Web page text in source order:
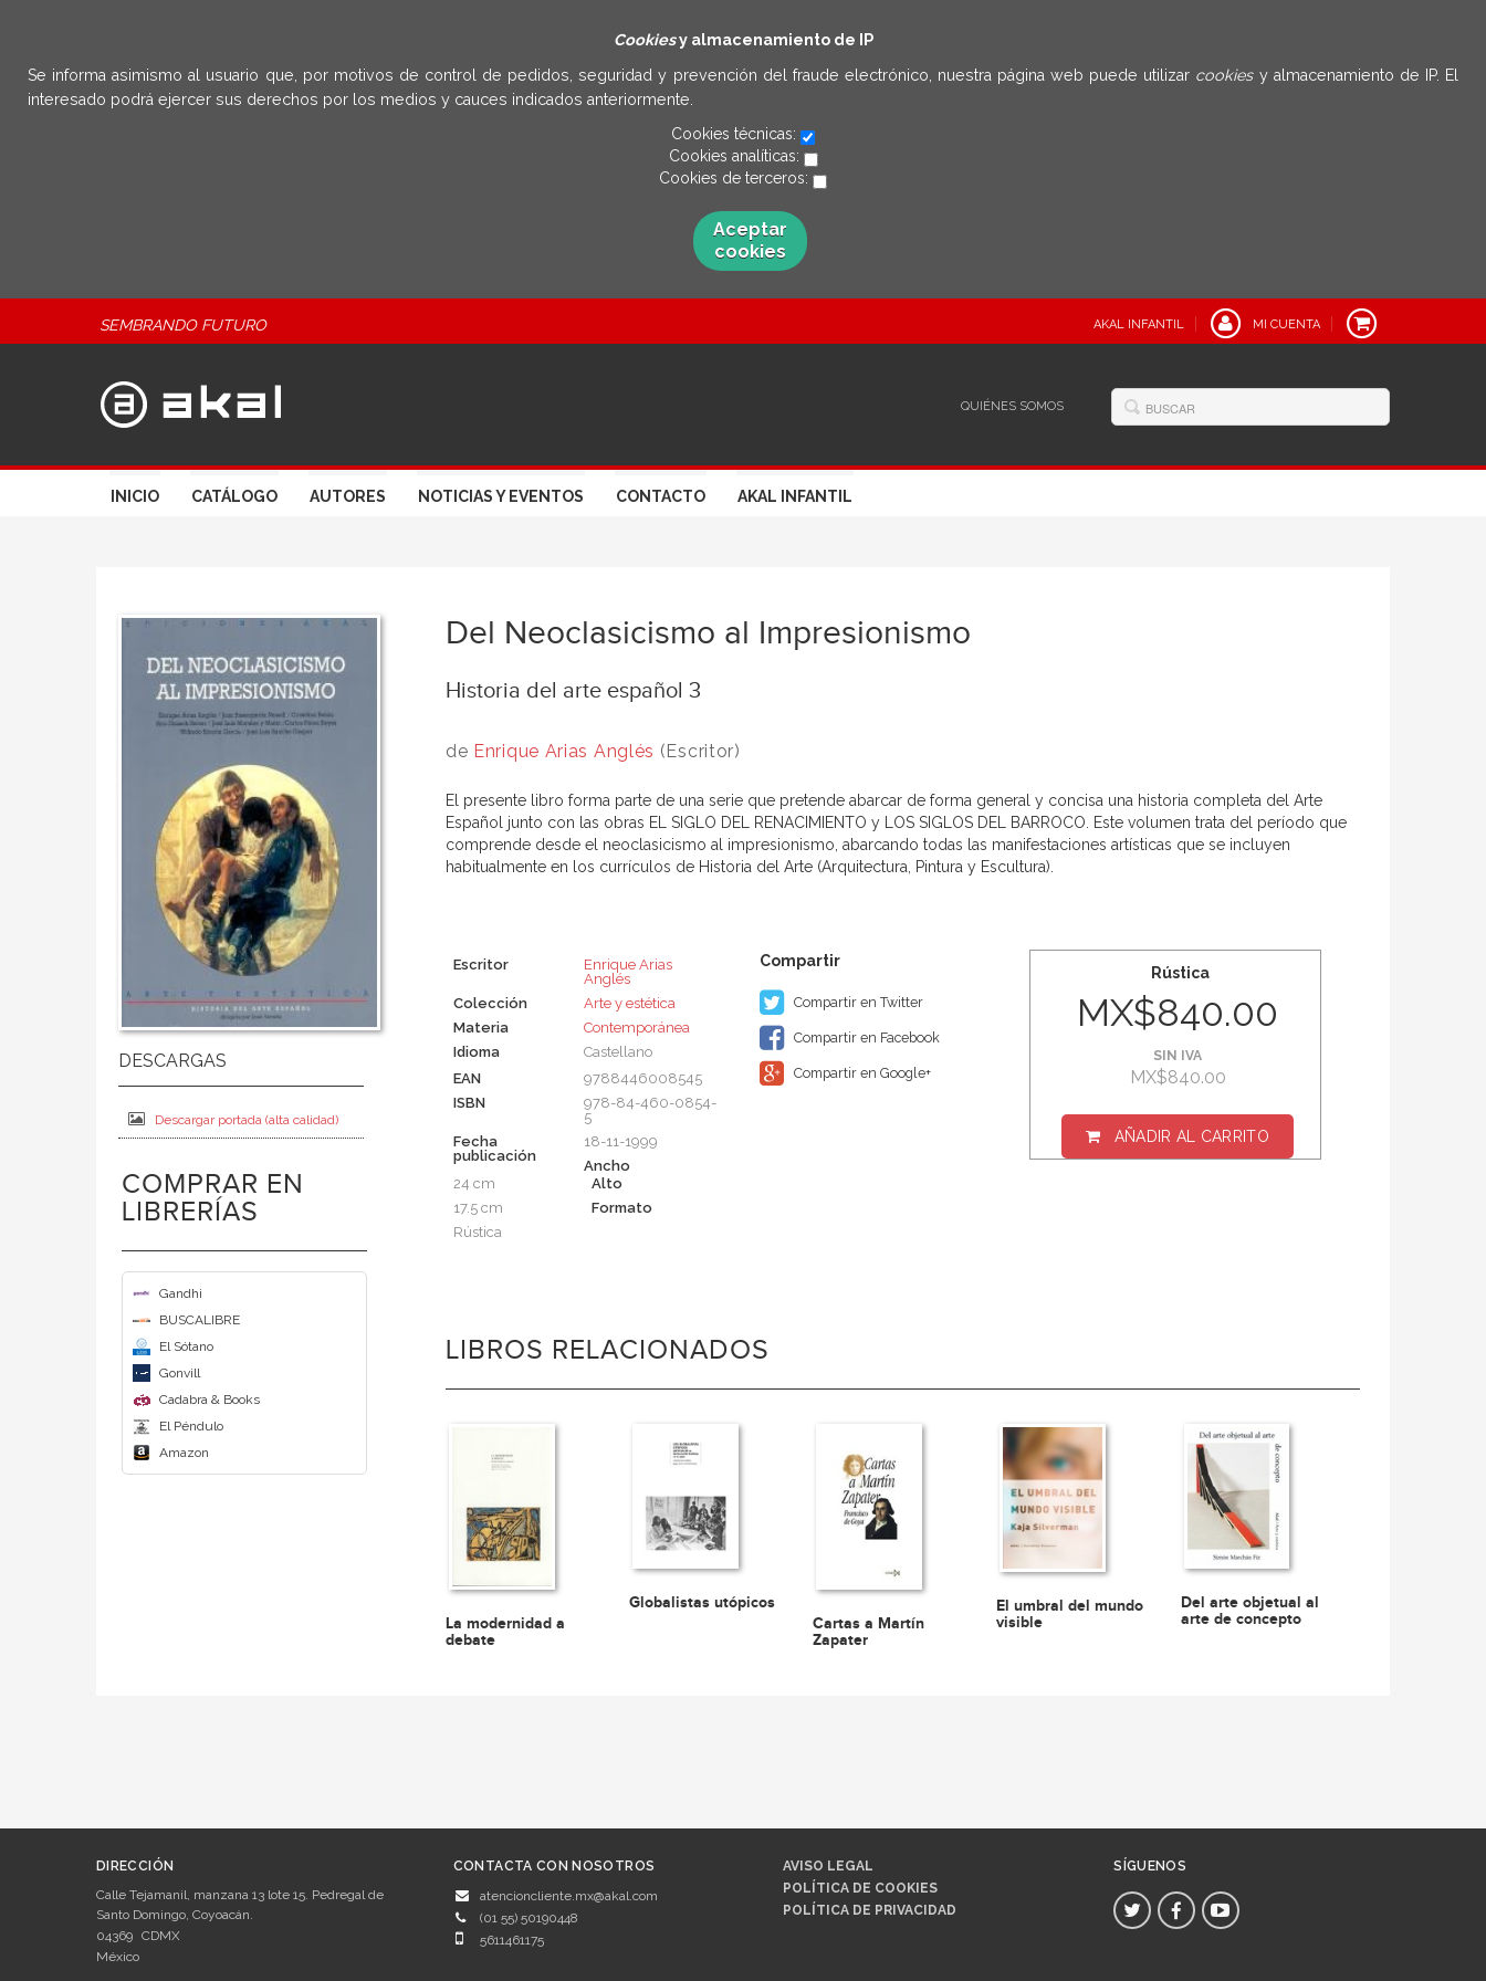
Cookiesy almacenamiento de IP
Se informa asimismo al usuario que, por motivos de control de pedidos, seguridad y prevención del fraude electrónico, nuestra página web puede utilizar cookies y almacenamiento de IP. El
interesado podrá ejercer sus derechos por los medios y cauces indicados anteriormente.
Cookies técnicas:
Cookies analíticas:
Cookies de terceros:
Aceptar
cookies
SEMBRANDO FUTURO AKAL INFANTIL MI CUENTA
QUIÉNES SOMOS
INICIO CATÁLOGO AUTORES NOTICIAS Y EVENTOS CONTACTO AKAL INFANTIL
Descargar portada (alta calidad)
COMPRAR EN
LIBRERÍAS
Gandhi
BUSCALIBRE
El Sótano
Gonvill
Cadabra & Books
El Péndulo
Amazon
Del Neoclasicismo al Impresionismo
Historia del arte español 3
de Enrique Arias Anglés (Escritor)
El presente libro forma parte de una serie que pretende abarcar de forma general y concisa una historia completa del Arte
Español junto con las obras EL SIGLO DEL RENACIMIENTO y LOS SIGLOS DEL BARROCO. Este volumen trata del período que
comprende desde el neoclasicismo al impresionismo, abarcando todas las manifestaciones artísticas que se incluyen
habitualmente en los currículos de Historia del Arte (Arquitectura, Pintura y Escultura).
Escritor
Enrique Arias
Anglés
Colección
Arte y estética
Materia
Contemporánea
Idioma
Castellano
EAN
9788446008545
ISBN
978-84-460-0854-
5
Fecha
publicación
18-11-1999
Ancho
24 cm
Alto
17.5 cm
Formato
Rústica
Compartir en Twitter
Compartir en Facebook
Compartir en Google+
Rústica
MX$840.00
SIN IVA
MX$840.00
AÑADIR AL CARRITO
LIBROS RELACIONADOS
La modernidad a
debate
Globalistas utópicos
Cartas a Martín
Zapater
El umbral del mundo
visible
Del arte objetual al
arte de concepto
DIRECCIÓN
Calle Tejamanil, manzana 13 lote 15. Pedregal de
Santo Domingo, Coyoacán.
04369 CDMX
México
CONTACTA CON NOSOTROS
atencioncliente.mx@akal.com
(01 55) 50190448
5611461175
AVISO LEGAL
POLÍTICA DE COOKIES
POLÍTICA DE PRIVACIDAD
SÍGUENOS